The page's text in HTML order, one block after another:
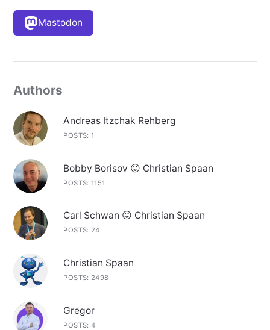
Mastodon
Authors
Andreas Itzchak Rehberg
POSTS: 1
Bobby Borisov 😛 Christian Spaan
POSTS: 1151
Carl Schwan 😛 Christian Spaan
POSTS: 24
Christian Spaan
POSTS: 2498
Gregor
POSTS: 4